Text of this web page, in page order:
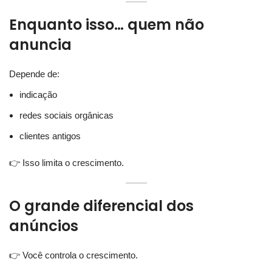
Enquanto isso… quem não
anuncia
Depende de:
indicação
redes sociais orgânicas
clientes antigos
👉 Isso limita o crescimento.
O grande diferencial dos
anúncios
👉 Você controla o crescimento.